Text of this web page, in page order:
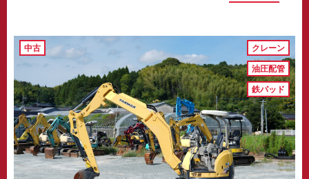
中古
クレーン
油圧配管
鉄パッド